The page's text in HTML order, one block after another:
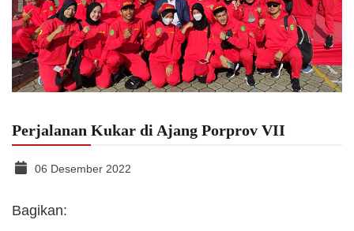
Perjalanan Kukar di Ajang Porprov VII
06 Desember 2022
Bagikan: